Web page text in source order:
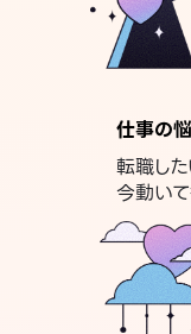
仕事の
転職した
今動い